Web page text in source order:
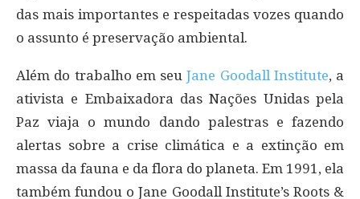
das mais importantes e respeitadas vozes quando
o assunto é preservação ambiental.
Além do trabalho em seuJane Goodall Institute, a
ativista e Embaixadora das Nações Unidas pela
Paz viaja o mundo dando palestras e fazendo
alertas sobre a crise climática e a extinção em
massa da fauna e da flora do planeta. Em 1991, ela
também fundou o Jane Goodall Institute’s Roots &